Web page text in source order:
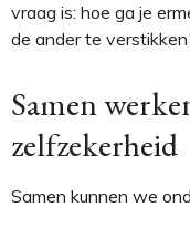
vraag is: hoe ga je
de ander te
Samen
zelfzekerheid
Samen kunnen we